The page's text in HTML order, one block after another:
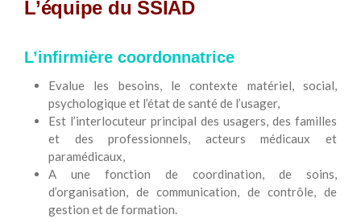
L’équipe du SSIAD
L’infirmière coordonnatrice
Evalue les besoins, le contexte matériel, social,
psychologique et l’état de santé de l’usager,
Est l’interlocuteur principal des usagers, des familles
et des professionnels, acteurs médicaux et
paramédicaux,
A une fonction de coordination, de soins,
d’organisation, de communication, de contrôle, de
gestion et de formation.